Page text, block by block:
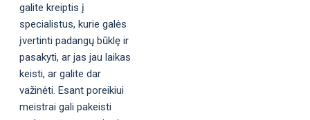
galite kreiptis į
specialistus, kurie galės
įvertinti padangų būklę ir
pasakyti, ar jas jau laikas
keisti, ar galite dar
važinėti. Esant poreikiui
meistrai gali pakeisti